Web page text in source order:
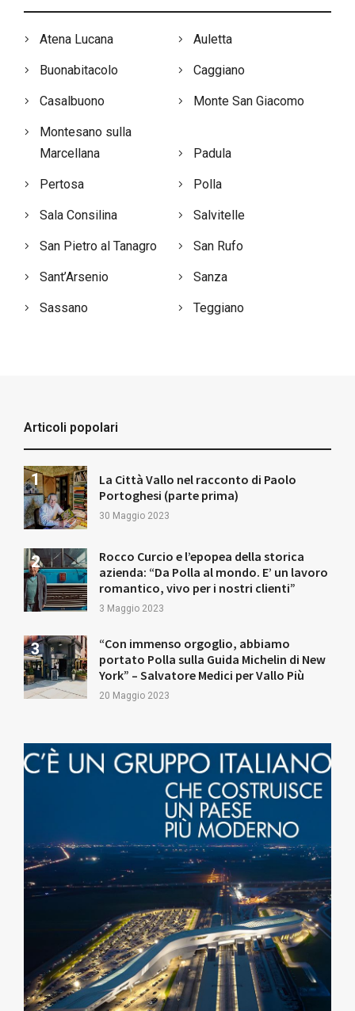
Atena Lucana Auletta
Buonabitacolo Caggiano
Casalbuono Monte San Giacomo
Montesano sulla
Marcellana
Padula
Pertosa Polla
Sala Consilina Salvitelle
San Pietro al Tanagro San Rufo
Sant’Arsenio Sanza
Sassano Teggiano
Articoli popolari
La Città Vallo nel racconto di Paolo
Portoghesi (parte prima)
30 Maggio 2023
Rocco Curcio e l’epopea della storica
azienda: “Da Polla al mondo. E’ un lavoro
romantico, vivo per i nostri clienti”
3 Maggio 2023
“Con immenso orgoglio, abbiamo
portato Polla sulla Guida Michelin di New
York” – Salvatore Medici per Vallo Più
20 Maggio 2023